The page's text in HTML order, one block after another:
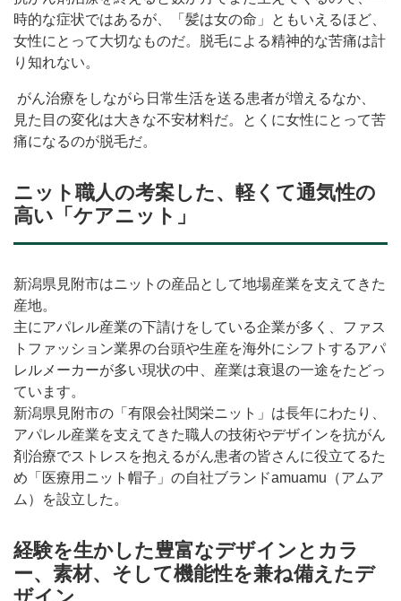
時的な症状ではあるが、「髪は女の命」ともいえるほど、
女性にとって大切なものだ。脱毛による精神的な苦痛は計
り知れない。
がん治療をしながら日常生活を送る患者が増えるなか、
見た目の変化は大きな不安材料だ。とくに女性にとって苦
痛になるのが脱毛だ。
ニット職人の考案した、軽くて通気性の
高い「ケアニット」
新潟県見附市はニットの産品として地場産業を支えてきた
産地。
主にアパレル産業の下請けをしている企業が多く、ファス
トファッション業界の台頭や生産を海外にシフトするアパ
レルメーカーが多い現状の中、産業は衰退の一途をたどっ
ています。
新潟県見附市の「有限会社関栄ニット」は長年にわたり、
アパレル産業を支えてきた職人の技術やデザインを抗がん
剤治療でストレスを抱えるがん患者の皆さんに役立てるた
め「医療用ニット帽子」の自社ブランドamuamu（アムア
ム）を設立した。
経験を生かした豊富なデザインとカラ
ー、素材、そして機能性を兼ね備えたデ